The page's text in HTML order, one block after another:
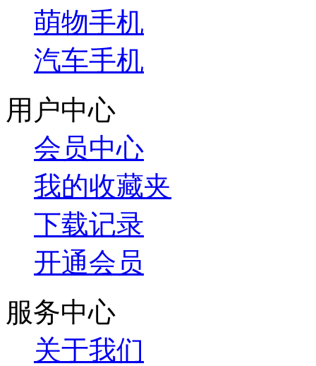
萌物手机
汽车手机
用户中心
会员中心
我的收藏夹
下载记录
开通会员
服务中心
关于我们